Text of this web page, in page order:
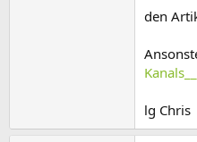
den
lg Chris